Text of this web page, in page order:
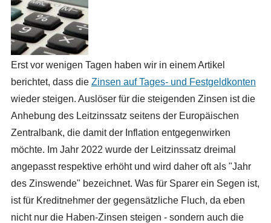
Erst vor wenigen Tagen haben wir in einem Artikel
berichtet, dass die Zinsen auf Tages- und Festgeldkonten
wieder steigen. Auslöser für die steigenden Zinsen ist die
Anhebung des Leitzinssatz seitens der Europäischen
Zentralbank, die damit der Inflation entgegenwirken
möchte. Im Jahr 2022 wurde der Leitzinssatz dreimal
angepasst respektive erhöht und wird daher oft als "Jahr
des Zinswende" bezeichnet. Was für Sparer ein Segen ist,
ist für Kreditnehmer der gegensätzliche Fluch, da eben
nicht nur die Haben-Zinsen steigen - sondern auch die